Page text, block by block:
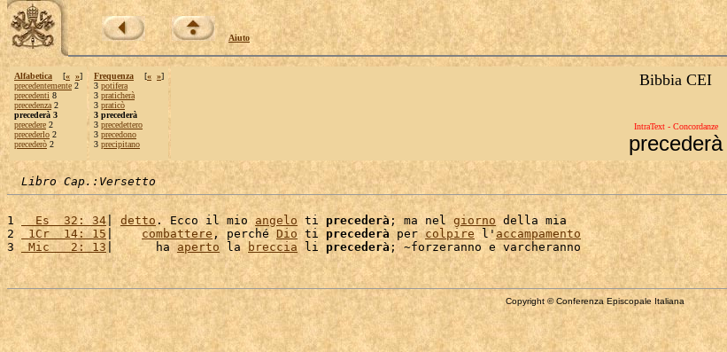
Aiuto
Alfabetica [« »]
precedentemente 2
precedenti 8
precedenza 2
precederà 3
precedere 2
precederlo 2
precederò 2
Frequenza [« »]
3 potifera
3 praticherà
3 praticò
3 precederà
3 precedettero
3 precedono
3 precipitano
Bibbia CEI
IntraText - Concordanze
precederà
Libro Cap.:Versetto
1
  Es  32: 34
| detto . Ecco il mio angelo ti precederà ; ma nel giorno della mia
2
1Cr  14: 15 | combattere , perché Dio ti precederà per colpire l' accampamento
3 Mic   2: 13 |      ha aperto la breccia li precederà
Copyright © Conferenza Episcopale Italiana